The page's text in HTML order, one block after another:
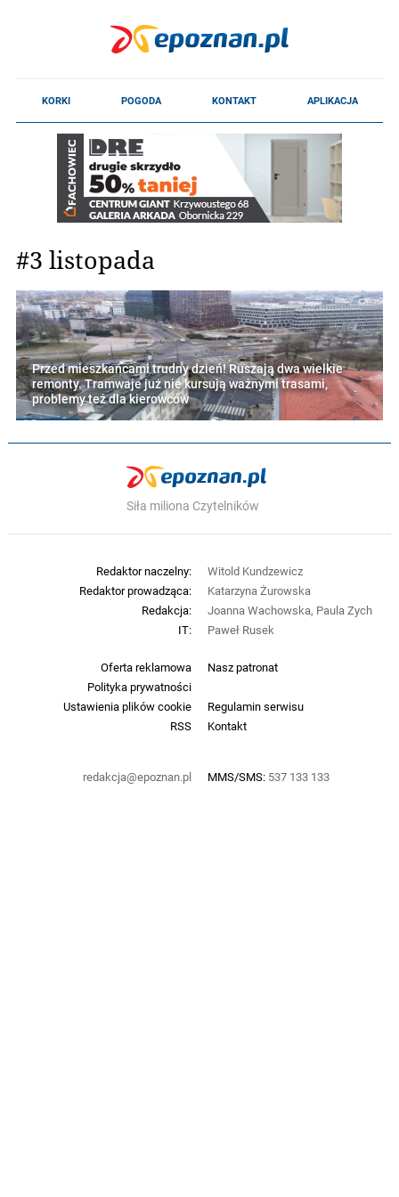
#3 listopada
Przed mieszkańcami trudny dzień! Ruszają dwa wielkie
remonty. Tramwaje już nie kursują ważnymi trasami,
problemy też dla kierowców
Siła miliona Czytelników
Oferta reklamowa
Nasz patronat
Polityka prywatności
Ustawienia plików cookie
Regulamin serwisu
RSS
Kontakt
redakcja@epoznan.pl MMS/SMS: 537 133 133
Redaktor naczelny:
Witold Kundzewicz
Redaktor prowadząca:
Katarzyna Żurowska
Redakcja:
Joanna Wachowska, Paula Zych
IT:
Paweł Rusek